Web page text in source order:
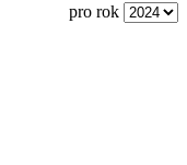
pro rok